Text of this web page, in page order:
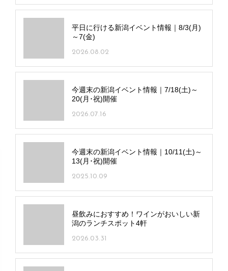
平日に行ける新潟イベント情報｜8/3(月)
～7(金)
2026.08.02
今週末の新潟イベント情報｜7/18(土)～
20(月･祝)開催
2026.07.16
今週末の新潟イベント情報｜10/11(土)～
13(月･祝)開催
2025.10.09
昼飲みにおすすめ！ワインがおいしい新
潟のランチスポット4軒
2026.03.31